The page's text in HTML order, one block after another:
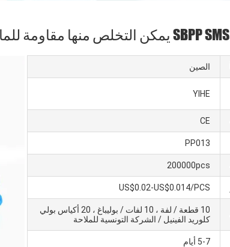
الصين
YIHE
CE
PP013
200000pcs
US$0.02-US$0.014/PCS
10 قطعة / لفة ، 10 لفات / بوليباغ ، 20 أكياس بولي
كلوريد الفينيل / الشركة التونسية للملاحة
5-7 أيام